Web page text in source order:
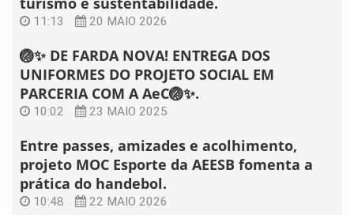
11:13 20 MAIO 2026
🏐✨ DE FARDA NOVA! ENTREGA DOS
UNIFORMES DO PROJETO SOCIAL EM
PARCERIA COM A AeC🏐✨.
10:02 23 MAIO 2025
Entre passes, amizades e acolhimento,
projeto MOC Esporte da AEESB fomenta a
prática do handebol.
10:48 22 MAIO 2026